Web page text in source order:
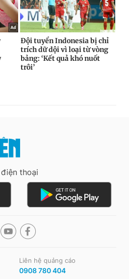
thoại
Liên hệ quảng cáo
0908 780 404